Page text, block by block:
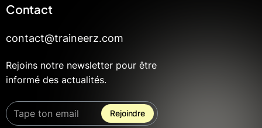
Contact
contact@traineerz.com
Rejoins notre newsletter pour être
informé des actualités.